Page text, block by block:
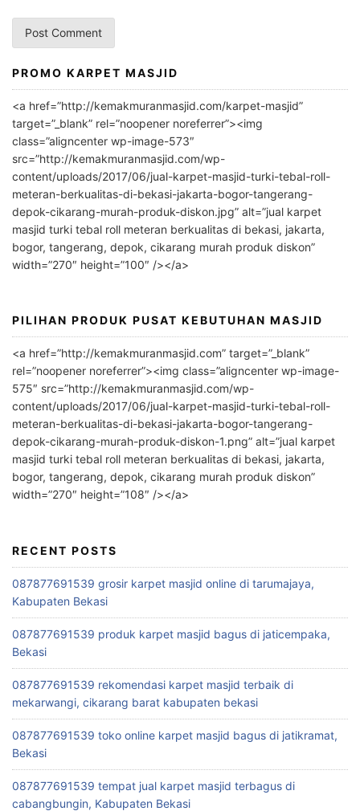
A
l
r
n
a
t
i
v
PROMO KARPET MASJID
<a href=”http://kemakmuranmasjid.com/karpet-masjid”
target=”_blank” rel=”noopener noreferrer”><img
class=”aligncenter wp-image-573″
src=”http://kemakmuranmasjid.com/wp-
content/uploads/2017/06/jual-karpet-masjid-turki-tebal-roll-
meteran-berkualitas-di-bekasi-jakarta-bogor-tangerang-
depok-cikarang-murah-produk-diskon.jpg” alt=”jual karpet
masjid turki tebal roll meteran berkualitas di bekasi, jakarta,
bogor, tangerang, depok, cikarang murah produk diskon”
width=”270″ height=”100″ /></a>
PILIHAN PRODUK PUSAT KEBUTUHAN MASJID
<a href=”http://kemakmuranmasjid.com” target=”_blank”
rel=”noopener noreferrer”><img class=”aligncenter wp-image-
575″ src=”http://kemakmuranmasjid.com/wp-
content/uploads/2017/06/jual-karpet-masjid-turki-tebal-roll-
meteran-berkualitas-di-bekasi-jakarta-bogor-tangerang-
depok-cikarang-murah-produk-diskon-1.png” alt=”jual karpet
masjid turki tebal roll meteran berkualitas di bekasi, jakarta,
bogor, tangerang, depok, cikarang murah produk diskon”
width=”270″ height=”108″ /></a>
RECENT POSTS
087877691539 grosir karpet masjid online di tarumajaya,
Kabupaten Bekasi
087877691539 produk karpet masjid bagus di jaticempaka,
Bekasi
087877691539 rekomendasi karpet masjid terbaik di
mekarwangi, cikarang barat kabupaten bekasi
087877691539 toko online karpet masjid bagus di jatikramat,
Bekasi
087877691539 tempat jual karpet masjid terbagus di
cabangbungin, Kabupaten Bekasi